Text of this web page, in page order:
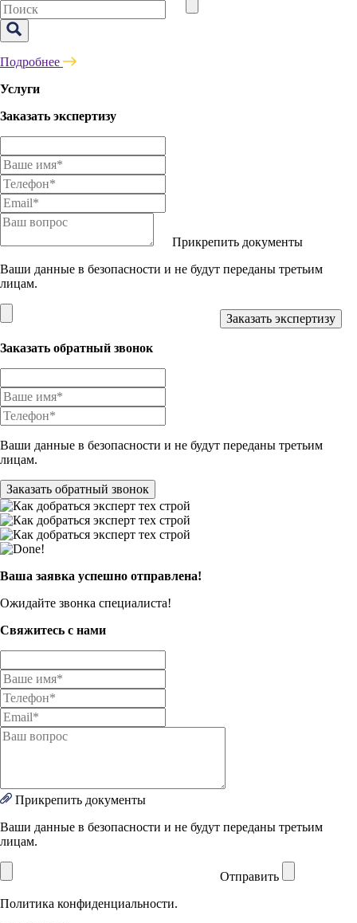
Подробнее
Услуги
Заказать экспертизу
Прикрепить документы
Ваши данные в безопасности и не будут переданы третьим
лицам.
Заказать обратный звонок
Ваши данные в безопасности и не будут переданы третьим
лицам.
Заказать обратный звонок
Ваша заявка успешно отправлена!
Ожидайте звонка специалиста!
Свяжитесь с нами
Прикрепить документы
Ваши данные в безопасности и не будут переданы третьим
лицам.
Отправить
Политика конфиденциальности.